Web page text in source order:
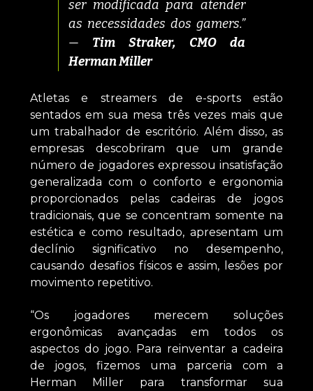
ser modificada para atender
as necessidades dos gamers.”
— Tim Straker, CMO da
Herman Miller
Atletas e streamers de e-sports estão
sentados em sua mesa três vezes mais que
um trabalhador de escritório. Além disso, as
empresas descobriram que um grande
número de jogadores expressou insatisfação
generalizada com o conforto e ergonomia
proporcionados pelas cadeiras de jogos
tradicionais, que se concentram somente na
estética e como resultado, apresentam um
declínio significativo no desempenho,
causando desafios físicos e assim, lesões por
movimento repetitivo.
“Os jogadores merecem soluções
ergonômicas avançadas em todos os
aspectos do jogo. Para reinventar a cadeira
de jogos, fizemos uma parceria com a
Herman Miller para transformar sua